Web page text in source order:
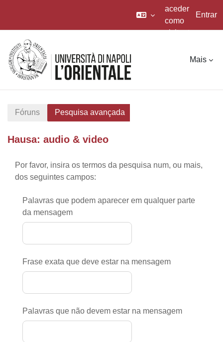
aceder
como
visitante
Entrar
Mais
Fóruns Pesquisa avançada
Hausa: audio & video
Por favor, insira os termos da pesquisa num, ou mais,
dos seguintes campos:
Palavras que podem aparecer em qualquer parte
da mensagem
Frase exata que deve estar na mensagem
Palavras que não devem estar na mensagem